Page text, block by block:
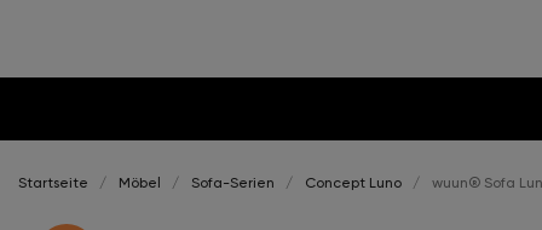
Startseite Möbel Sofa-Serien Concept Luno wuun® Sofa